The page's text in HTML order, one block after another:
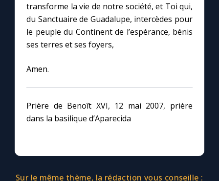
Me consacrer à Jésus par Marie
Mes intentions de prière
Une Minute avec Marie
Une neuvaine
1000 Raisons de Croire
transforme la vie de notre société, et Toi qui,
du Sanctuaire de Guadalupe, intercèdes pour
le peuple du Continent de l’espérance, bénis
ses terres et ses foyers,
Amen.
Prière de Benoît XVI, 12 mai 2007, prière
dans la basilique d’Aparecida
Sur le même thème, la rédaction vous conseille :